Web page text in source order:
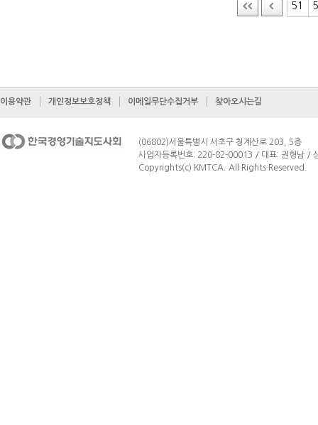
51
이용약관 개인정보보호정책 이메일무단수집거부 찾아오시는길
(06802)서울특별시 서초구 청계산로 203, 5층
사업자등록번호: 220-82-00013 / 대표: 권형남 /
Copyrights(c) KMTCA. All Rights Reserved.